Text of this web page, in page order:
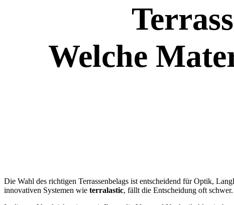
Welche
Die Wahl des richtigen Terrassenbelags ist entscheidend für Optik,
innovativen Systemen wie terralastic, fällt die Entscheidung oft schwer.